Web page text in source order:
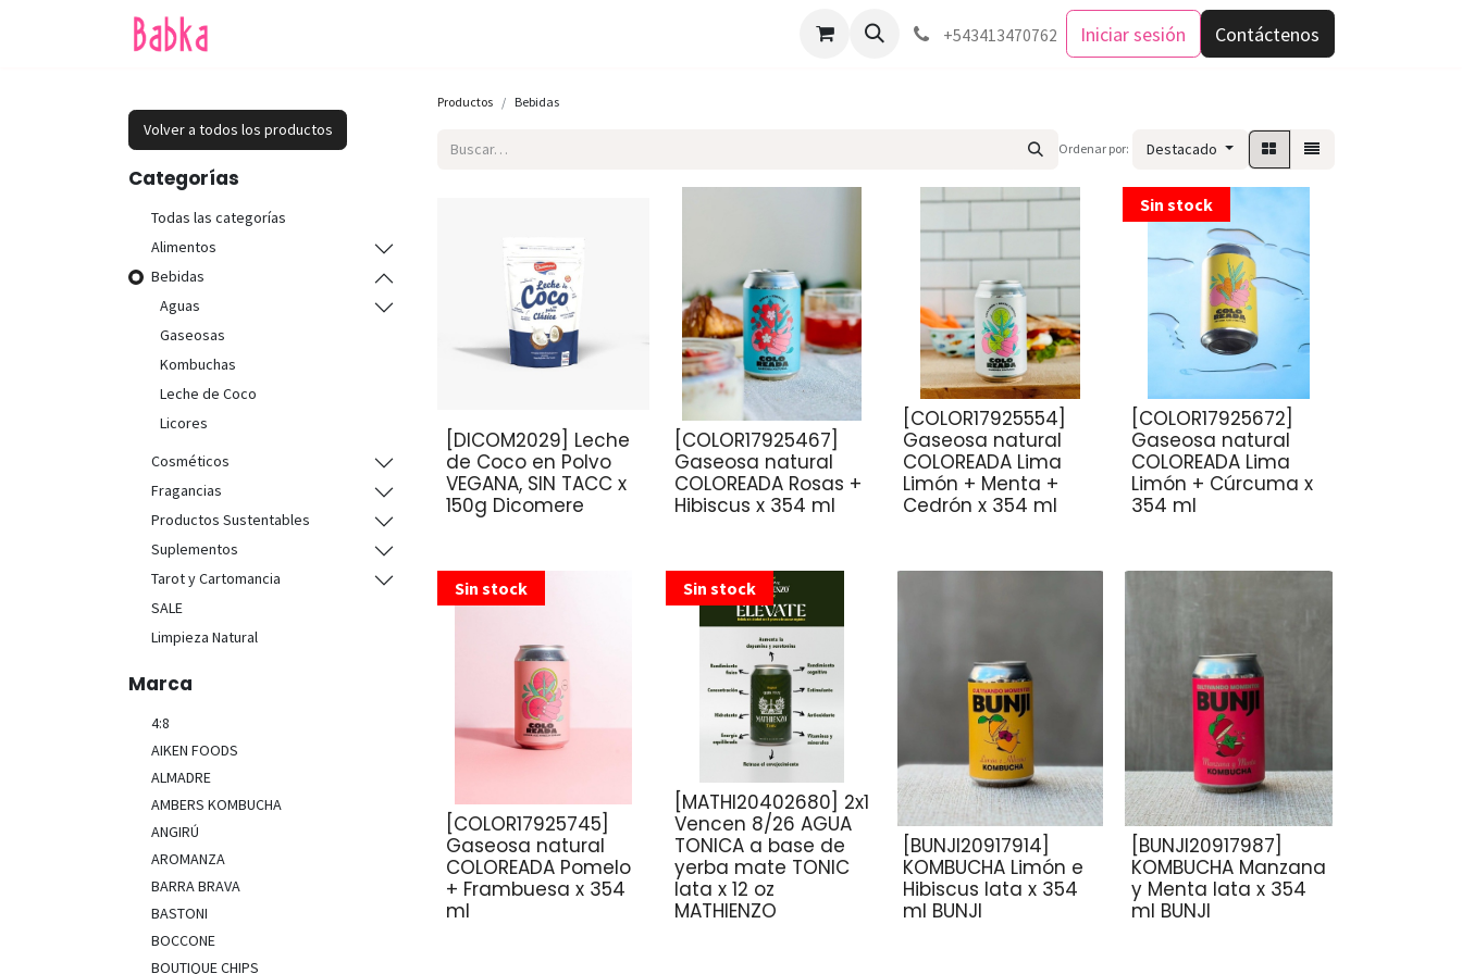
Como comprar +543413470762 Iniciar sesión Contáctenos
Volver a todos los productos
Categorías
Todas las categorías
Alimentos
Bebidas
Aguas
Gaseosas
Kombuchas
Leche de Coco
Licores
Cosméticos
Fragancias
Productos Sustentables
Suplementos
Tarot y Cartomancia
SALE
Limpieza Natural
Marca
4:8
AIKEN FOODS
ALMADRE
AMBERS KOMBUCHA
ANGIRÚ
AROMANZA
BARRA BRAVA
BASTONI
BOCCONE
BOUTIQUE CHIPS
Productos Bebidas
Ordenar por: Destacado
[DICOM2029] Leche
de Coco en Polvo
VEGANA, SIN TACC x
150g Dicomere
[COLOR17925467]
Gaseosa natural
COLOREADA Rosas +
Hibiscus x 354 ml
[COLOR17925554]
Gaseosa natural
COLOREADA Lima
Limón + Menta +
Cedrón x 354 ml
Sin stock
[COLOR17925672]
Gaseosa natural
COLOREADA Lima
Limón + Cúrcuma x
354 ml
Sin stock
[COLOR17925745]
Gaseosa natural
COLOREADA Pomelo
+ Frambuesa x 354
ml
Sin stock
[MATHI20402680] 2x1
Vencen 8/26 AGUA
TONICA a base de
yerba mate TONIC
lata x 12 oz
MATHIENZO
[BUNJI20917914]
KOMBUCHA Limón e
Hibiscus lata x 354
ml BUNJI
[BUNJI20917987]
KOMBUCHA Manzana
y Menta lata x 354
ml BUNJI